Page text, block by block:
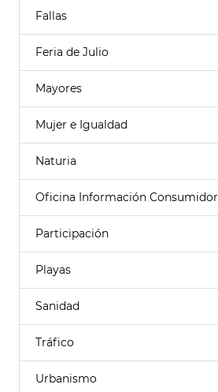
Fallas
Feria de Julio
Mayores
Mujer e Igualdad
Naturia
Oficina Información Consumidor
Participación
Playas
Sanidad
Tráfico
Urbanismo